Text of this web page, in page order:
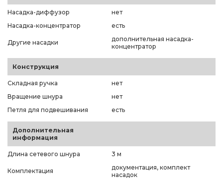
Насадка-диффузор
нет
Насадка-концентратор
есть
Другие насадки
дополнительная насадка-
концентратор
Конструкция
Складная ручка
нет
Вращение шнура
нет
Петля для подвешивания
есть
Дополнительная
информация
Длина сетевого шнура 3 м
Комплектация
документация, комплект
насадок